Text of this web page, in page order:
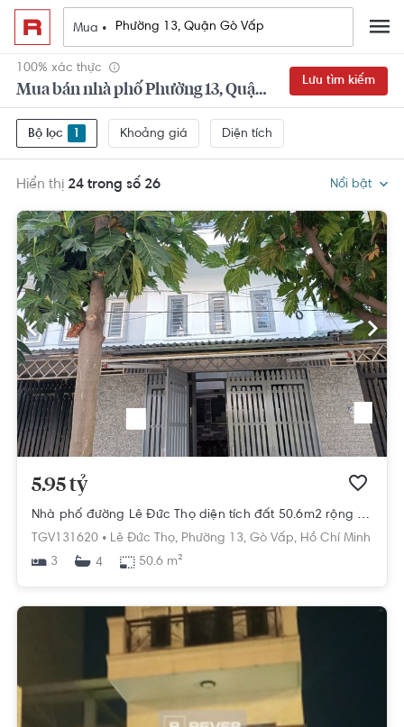
Mua •
100% xác thực
Mua bán nhà phố Phường 13, Quận Gò Vấp
Lưu tìm kiếm
Bộ lọc 1 Khoảng giá Diện tích
Hiển thị 24 trong số 26 Nổi bật
5.95 tỷ
Nhà phố đường Lê Đức Thọ diện tích đất 50.6m2 rộng thoáng.
TGV131620 • Lê Đức Thọ, Phường 13, Gò Vấp, Hồ Chí Minh
3
4 50.6 m²